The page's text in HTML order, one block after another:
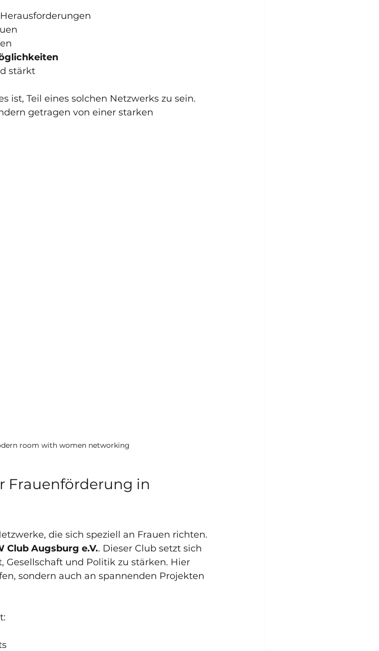
stärkt
ist, Teil eines solchen Netzwerks zu sein.
getragen von einer starken
room with women networking
Frauenförderung in
die sich speziell an Frauen richten.
Club Augsburg e.V.. Dieser Club setzt sich
Gesellschaft und Politik zu stärken. Hier
sondern auch an spannenden Projekten